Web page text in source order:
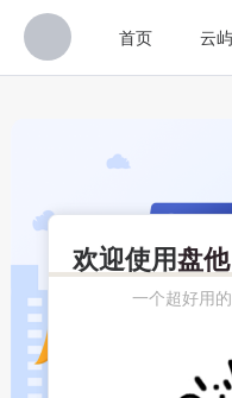
首页 云屿
欢迎使用盘他
一个超好用